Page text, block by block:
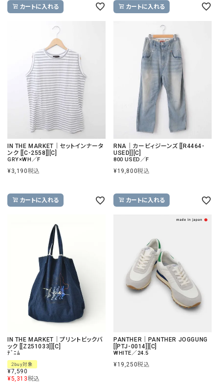
カートに入れる カートに入れる
IN THE MARKET｜セットインナータ
ンク [[C-2558]][C]
GRY×WH／F
¥3,190税込
カートに入れる
RNA｜カービィジーンズ [[R4464-
USED]][C]
800 USED／F
¥19,800税込
カートに入れる
IN THE MARKET｜プリントビックバ
ック [[Z251033]][C]
ﾃﾞﾆﾑ
2buy対象
¥7,590
¥5,313税込
PANTHER｜PANTHER JOGGUNG
[[PTJ-0014]][C]
WHITE／24.5
¥19,250税込